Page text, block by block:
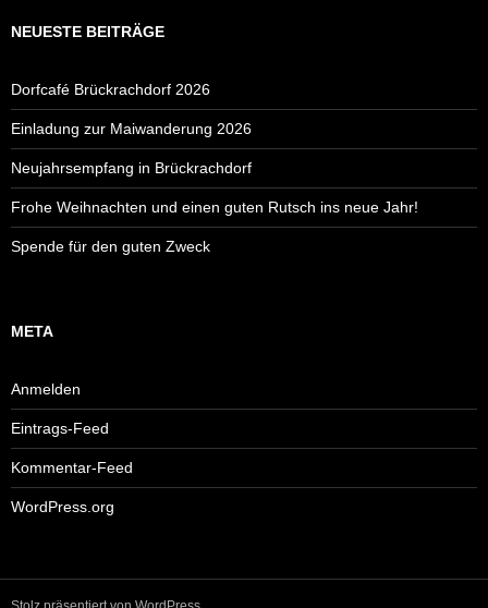
NEUESTE BEITRÄGE
Dorfcafé Brückrachdorf 2026
Einladung zur Maiwanderung 2026
Neujahrsempfang in Brückrachdorf
Frohe Weihnachten und einen guten Rutsch ins neue Jahr!
Spende für den guten Zweck
META
Anmelden
Eintrags-Feed
Kommentar-Feed
WordPress.org